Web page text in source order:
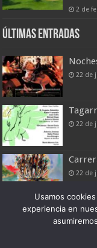
2 de
Últimas entradas
22 de
22 de
22 de
Patronato
Usamos
experiencia en